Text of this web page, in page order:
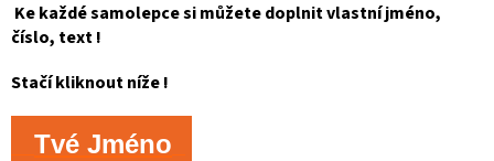
Ke každé samolepce si můžete doplnit vlastní jméno,
číslo, text !
Stačí kliknout níže !
Tvé Jméno